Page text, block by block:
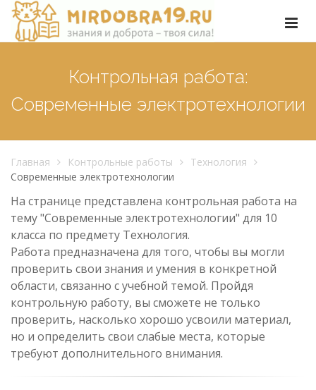
Контрольная работа:
Современные электротехнологии
Главная Контрольные работы
Технология
Современные электротехнологии
На странице представлена контрольная работа на
тему "Современные электротехнологии" для 10
класса по предмету Технология.
Работа предназначена для того, чтобы вы могли
проверить свои знания и умения в конкретной
области, связанно с учебной темой. Пройдя
контрольную работу, вы сможете не только
проверить, насколько хорошо усвоили материал,
но и определить свои слабые места, которые
требуют дополнительного внимания.